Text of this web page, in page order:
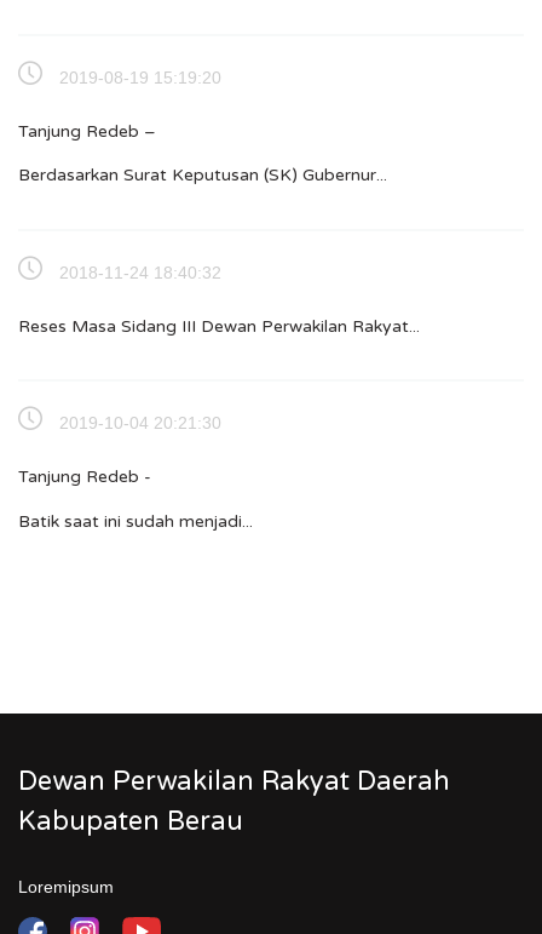
2019-08-19 15:19:20
Tanjung Redeb –
Berdasarkan Surat Keputusan (SK) Gubernur...
2018-11-24 18:40:32
Reses Masa Sidang III Dewan Perwakilan Rakyat...
2019-10-04 20:21:30
Tanjung Redeb -
Batik saat ini sudah menjadi...
Dewan Perwakilan Rakyat Daerah
Kabupaten Berau
Loremipsum